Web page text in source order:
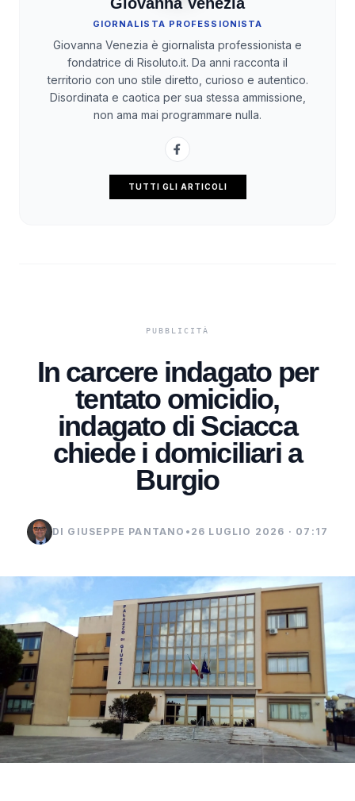
GIORNALISTA PROFESSIONISTA
Giovanna Venezia è giornalista professionista e
fondatrice di Risoluto.it. Da anni racconta il
territorio con uno stile diretto, curioso e autentico.
Disordinata e caotica per sua stessa ammissione,
non ama mai programmare nulla.
TUTTI GLI ARTICOLI
In carcere indagato per
tentato omicidio,
indagato di Sciacca
chiede i domiciliari a
Burgio
DI GIUSEPPE PANTANO • 26 LUGLIO 2026 · 07:17